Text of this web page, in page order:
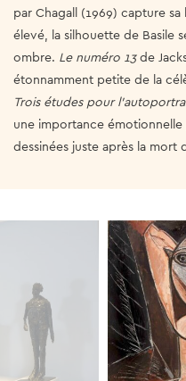
par Chagall (1969) capture
élevé, la silhouette de Basile
ombre. Le numéro 13de
étonnamment petite de la
Trois études pour
une importance
dessinées juste après la mort